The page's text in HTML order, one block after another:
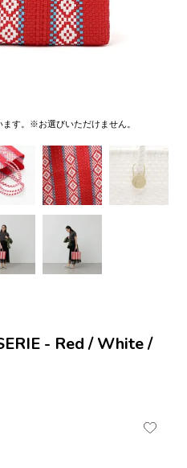
す。※お選びいただけません。
- Red / White /